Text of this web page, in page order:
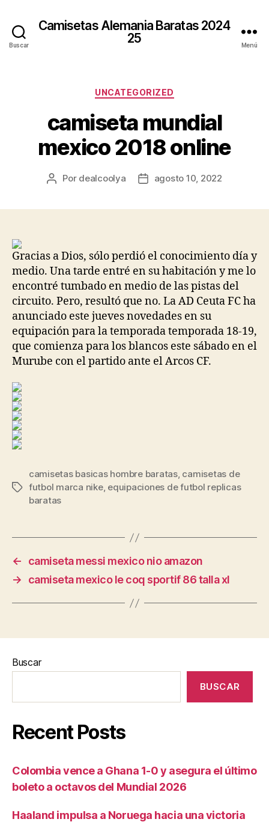
Buscar
Camisetas Alemania Baratas 2024
25
Menú
Categorías
UNCATEGORIZED
camiseta mundial
mexico 2018 online
Autor
Por dealcoolya
Fechaagosto 10, 2022
Gracias a Dios, sólo perdió el conocimiento día y
medio. Una tarde entré en su habitación y me lo
encontré tumbado en medio de las pistas del
circuito. Pero, resultó que no. La AD Ceuta FC ha
anunciado este jueves novedades en su
equipación para la temporada temporada 18-19,
que comienza para los blancos este sábado en el
Murube con el partido ante el Arcos CF.
Etiquetas
camisetas basicas hombre baratas, camisetas de
futbol marca nike, equipaciones de futbol replicas
baratas
←
camiseta messi mexico nio amazon
→
camiseta mexico le coq sportif 86 talla xl
Buscar
BUSCAR
Recent Posts
Colombia vence a Ghana 1-0 y asegura el último
boleto a octavos del Mundial 2026
Haaland impulsa a Noruega hacia una victoria